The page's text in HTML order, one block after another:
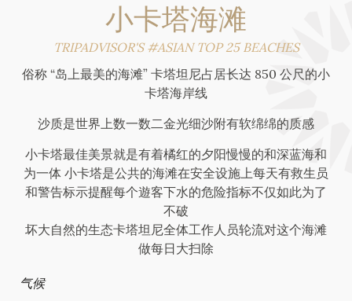
小卡塔海滩
TRIPADVISOR'S #ASIAN TOP 25 BEACHES
俗称 “岛上最美的海滩” 卡塔坦尼占居长达 850 公尺的小
卡塔海岸线
沙质是世界上数一数二金光细沙附有软绵绵的质感
小卡塔最佳美景就是有着橘红的夕阳慢慢的和深蓝海和
为一体 小卡塔是公共的海滩在安全设施上每天有救生员
和警告标示提醒每个遊客下水的危险指标不仅如此为了
不破
坏大自然的生态卡塔坦尼全体工作人员轮流对这个海滩
做每日大扫除
气候